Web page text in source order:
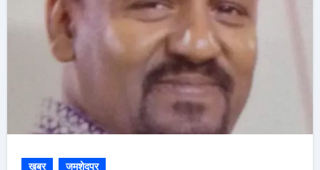
खबर जमशेदपुर